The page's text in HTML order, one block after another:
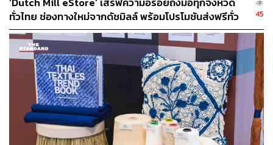
ไม่ว่าจะเป็น Ananda Quick ระบบData Analyticทีดีที่สุดใน
อสังหาริมทรัพย์ ทำให้คนพันกว่าคนสามารถประชุมกับผู้
บริหาร สรุปงานด้านต่างๆ ภายใน 30 นาที, ระบบAnanda
Clearระบบดูสต๊อกที่สามารถดูเป็นรายยูนิต ทำให้สามารถ
คุมคอร์สและตอบความต้องการของลูกค้าได้ในอนาคต,
AnandaSureระบบดูแลทั้งโปรดักต์และเซอร์วิสแบบเรียล
ไทม์ จึงสามารถแก้ไขทุกปัญหาได้ทันท่วงที และAnanda
PMOเป็นการคุมในระดับโปรเจกต์ ช่วยในการควบคุมงบ
ประมาณต่างๆ
ทั่วไทย ช่องทางใหม่จากดัชมิลล์ พร้อมโปรโมชันส่งฟรีทั่ว
ประเทศ ส่งไว สั่งก่อนเที่ยง ได้ของวันถัดไป ส่งสินค้าแบบ
เย็นตรงจากโรงงาน [ADVERTORIAL]
45